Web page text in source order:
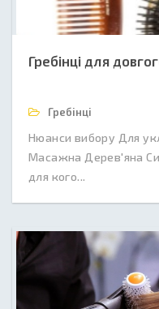
Гребінці для
Гребінці
Нюанси вибору Для
Масажна Дерев'яна
для кого...